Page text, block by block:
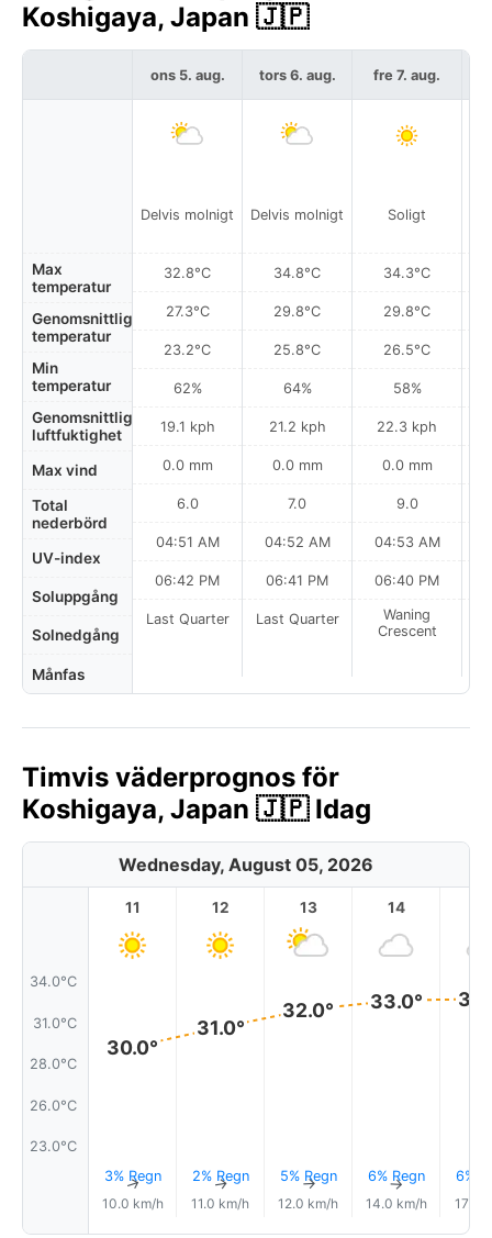
Koshigaya, Japan 🇯🇵
Max
temperatur
Genomsnittlig
temperatur
Min
temperatur
Genomsnittlig
luftfuktighet
Max vind
Total
nederbörd
UV-index
Soluppgång
Solnedgång
Månfas
ons 5. aug.
Delvis molnigt
32.8°C
27.3°C
23.2°C
62%
19.1 kph
0.0 mm
6.0
04:51 AM
06:42 PM
Last Quarter
tors 6. aug.
Delvis molnigt
34.8°C
29.8°C
25.8°C
64%
21.2 kph
0.0 mm
7.0
04:52 AM
06:41 PM
Last Quarter
fre 7. aug.
Soligt
34.3°C
29.8°C
26.5°C
58%
22.3 kph
0.0 mm
9.0
04:53 AM
06:40 PM
Waning
Crescent
Timvis väderprognos för
Koshigaya, Japan 🇯🇵 Idag
Wednesday, August 05, 2026
34.0°C
31.0°C
28.0°C
26.0°C
23.0°C
11
30.0°
3% Regn
↑
10.0 km/h
12
31.0°
2% Regn
↑
11.0 km/h
13
32.0°
5% Regn
↑
12.0 km/h
14
33.0°
6% Regn
↑
14.0 km/h
6%
17.0